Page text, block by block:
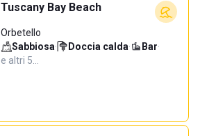
Tuscany Bay Beach
Orbetello
Sabbiosa· Doccia calda· Bar·
e altri 5…